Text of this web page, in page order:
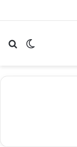
الوضع